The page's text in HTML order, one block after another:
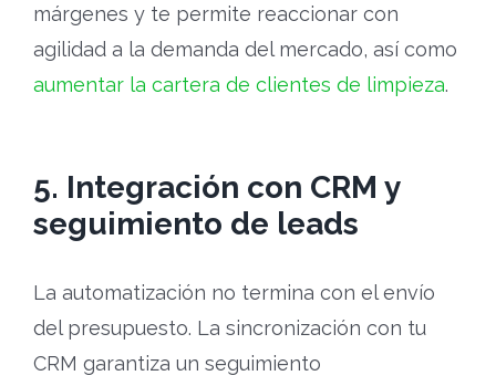
márgenes y te permite reaccionar con
agilidad a la demanda del mercado, así como
aumentar la cartera de clientes de limpieza.
5. Integración con CRM y
seguimiento de leads
La automatización no termina con el envío
del presupuesto. La sincronización con tu
CRM garantiza un seguimiento